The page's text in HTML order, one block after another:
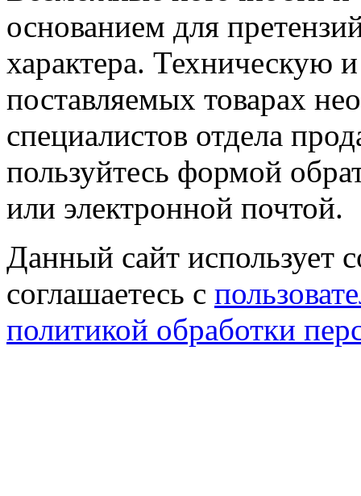
основанием для
характера.
поставляемых товарах
специалистов отдела
пользуйтесь формой
или электронной почтой.
Данный сайт использует
соглашаетесь с
политикой обработки